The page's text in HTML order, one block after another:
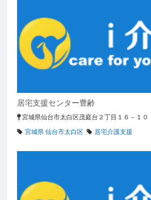
居宅支援センター豊齢
宮城県仙台市太白区茂庭台２丁目１６－１０
宮城県 仙台市太白区
居宅介護支援